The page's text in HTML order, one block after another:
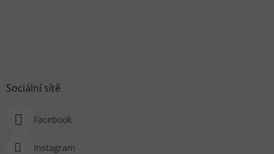
Sociální sítě
Facebook
Instagram